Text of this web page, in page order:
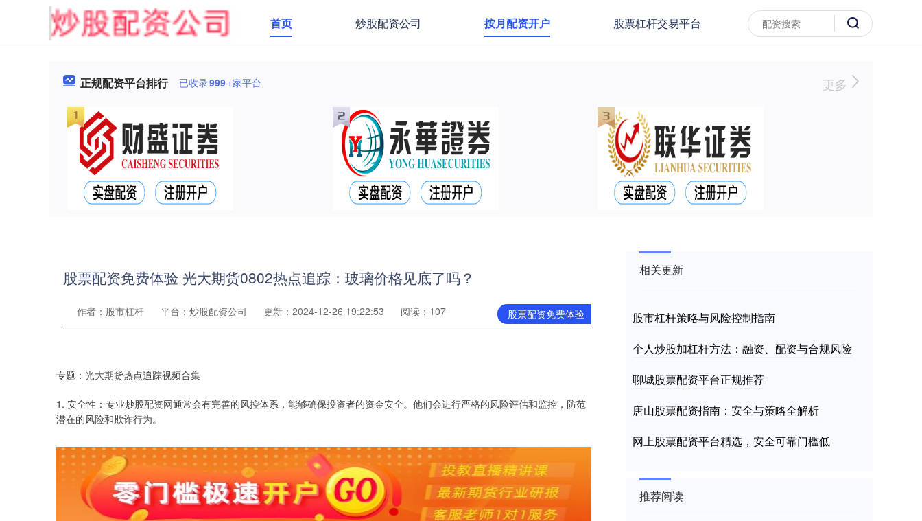
首页 炒股配资公司 按月配资开户 股票杠杆交易平台
正规配资平台排行 已收录999+家平台 更多
股票配资免费体验 光大期货0802热点追踪：玻璃价格见底了吗？
股票配资免费体验
作者：股市杠杆 平台：炒股配资公司 更新：2024-12-26 19:22:53 阅读：107
专题：光大期货热点追踪视频合集
1. 安全性：专业炒股配资网通常会有完善的风控体系，能够确保投资者的资金安全。他们会进行严格的风险评估和监控，防范
潜在的风险和欺诈行为。
相关更新
股市杠杆策略与风险控制指南
个人炒股加杠杆方法：融资、配资与合规风险
聊城股票配资平台正规推荐
唐山股票配资指南：安全与策略全解析
网上股票配资平台精选，安全可靠门槛低
推荐阅读